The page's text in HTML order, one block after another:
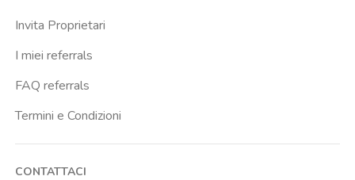
Invita Proprietari
I miei referrals
FAQ referrals
Termini e Condizioni
CONTATTACI